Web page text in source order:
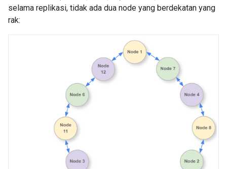
selama replikasi, tidak ada dua node yang berdekatan yang
rak: